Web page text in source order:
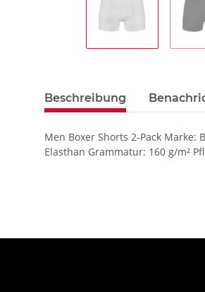
Beschreibung
Men Boxer Shorts 2-Pack
Elasthan Grammatur: 160 g/m²